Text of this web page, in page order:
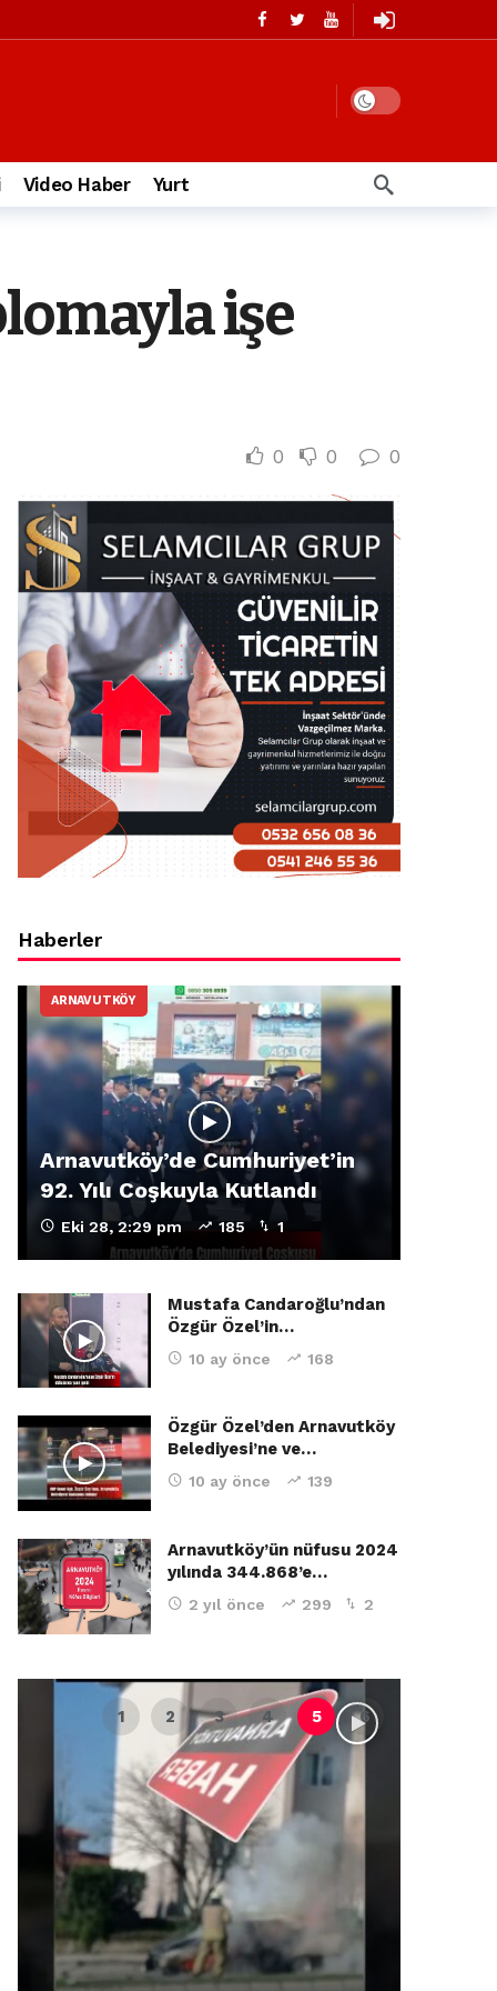
Video Haber Yurt
işe
0 0 0
Haberler
ARNAVUTKÖY
Arnavutköy’de Cumhuriyet’in
92. Yılı Coşkuyla Kutlandı
Eki 28, 2:29 pm 185 1
Mustafa Candaroğlu’ndan
Özgür Özel’in…
10 ay önce 168
Özgür Özel’den Arnavutköy
Belediyesi’ne ve…
10 ay önce 139
Arnavutköy’ün nüfusu 2024
yılında 344.868’e…
2 yıl önce 299 2